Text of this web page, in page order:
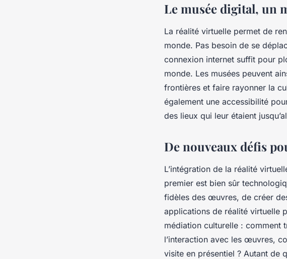
Le musée digital, un
La réalité virtuelle permet de
monde. Pas besoin de se
connexion internet suffit pour
monde. Les musées peuvent
frontières et faire rayonner la
également une accessibilité
des lieux qui leur étaient
De nouveaux défis
L’intégration de la réalité
premier est bien sûr
fidèles des œuvres, de créer
applications de réalité virtuelle
médiation culturelle : comment
l’interaction avec les œuvres,
visite en présentiel ? Autant de